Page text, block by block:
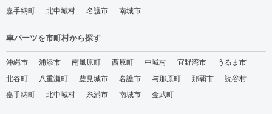
嘉手納町
北中城村 名護市 南城市
車パーツを市町村から探す
沖縄市 浦添市 南風原町 西原町 中城村 宜野湾市
うるま市
北谷町
八重瀬町 豊見城市 名護市 与那原町 那覇市
読谷村
嘉手納町
北中城村 糸満市 南城市 金武町